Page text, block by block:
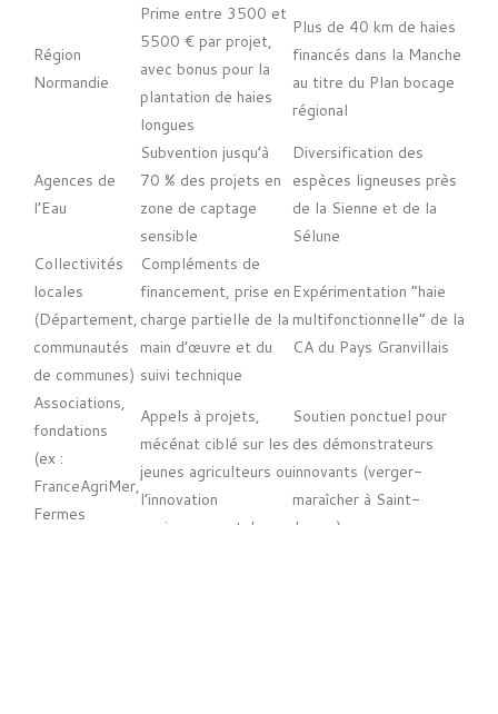
Région
Normandie
Prime entre 3500 et
5500 € par projet,
avec bonus pour la
plantation de haies
longues
Plus de 40 km de haies
financés dans la Manche
au titre du Plan bocage
régional
Agences de
l’Eau
Subvention jusqu’à
70 % des projets en
zone de captage
sensible
Diversification des
espèces ligneuses près
de la Sienne et de la
Sélune
Collectivités
locales
(Département,
communautés
de communes)
Compléments de
financement, prise en
charge partielle de la
main d’œuvre et du
suivi technique
Expérimentation “haie
multifonctionnelle” de la
CA du Pays Granvillais
Associations,
fondations
(ex :
FranceAgriMer,
Fermes
Appels à projets,
mécénat ciblé sur les
jeunes agriculteurs ou
l’innovation
environnementale
Soutien ponctuel pour
des démonstrateurs
innovants (verger-
maraîcher à Saint-
James)